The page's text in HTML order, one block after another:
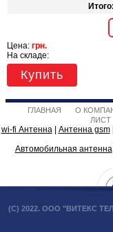
Итого:
Цена: грн.
На складе:
Купить
ГЛАВНАЯ О
ЛИСТ
wi-fi Антенна| Антенна gsm|
Автомобильная антенна|
(С) 2022. ООО "ВИТЕКС